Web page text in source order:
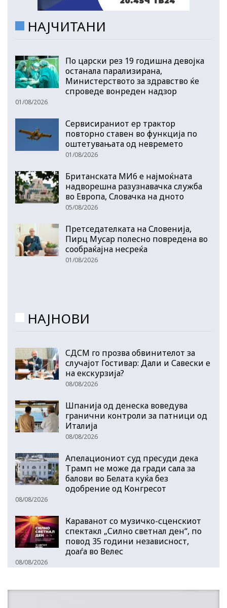
НАЈЧИТАНИ
По царски рез 19 годишна девојка
останала парализирана,
Министерството за здравство ќе
спроведе вонреден надзор
01/08/2026
Сервисираниот ер трактор
повторно ставен во функција по
оштетувањата од невремето
01/08/2026
Британската МИ6 е најмоќната
надворешна разузнавачка служба
во Европа, Словачка на дното
05/08/2026
Претседателката на Словенија,
Пирц Мусар полесно повредена во
сообраќајна несреќа
01/08/2026
НАЈНОВИ
СДСМ го прозва обвинителот за
случајот Гостивар: Дали и Савески е
на екскурзија?
08/08/2026
Шпанија од денеска воведува
гранични контроли за патници од
Италија
08/08/2026
Апелациониот суд пресуди дека
Трамп не може да гради сала за
балови во Белата куќа без
одобрение од Конгресот
08/08/2026
Караванот со музичкo-сценскиот
спектакл „Силно светнал ден“, по
повод 35 години независност,
доаѓа во Велес
08/08/2026